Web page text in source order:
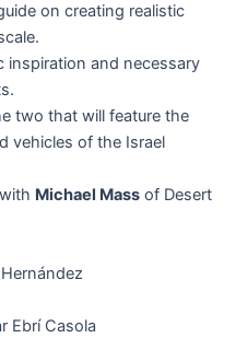
on creating realistic
inspiration and necessary
two that will feature the
vehicles of the Israel
Michael Mass of Desert
Ebrí Casola